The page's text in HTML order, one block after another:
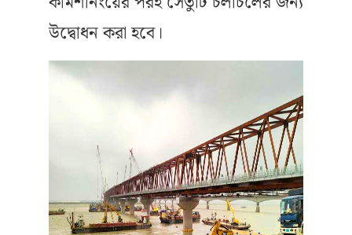
উদ্বোধন করা হবে।